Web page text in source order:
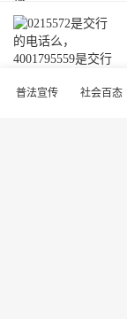
普法宣传 社会百态